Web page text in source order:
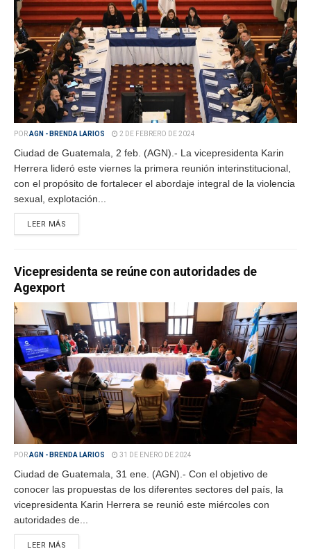
PORAGN - BRENDA LARIOS 2 DE FEBRERO DE 2024
Ciudad de Guatemala, 2 feb. (AGN).- La vicepresidenta Karin
Herrera lideró este viernes la primera reunión interinstitucional,
con el propósito de fortalecer el abordaje integral de la violencia
sexual, explotación...
LEER MÁS
Vicepresidenta se reúne con autoridades de
Agexport
PORAGN - BRENDA LARIOS 31 DE ENERO DE 2024
Ciudad de Guatemala, 31 ene. (AGN).- Con el objetivo de
conocer las propuestas de los diferentes sectores del país, la
vicepresidenta Karin Herrera se reunió este miércoles con
autoridades de...
LEER MÁS